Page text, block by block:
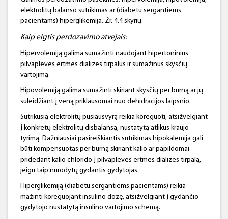
elektrolitų balanso sutrikimas ar (diabetu sergantiems
pacientams) hiperglikemija. Žr. 4.4 skyrių.
Kaip elgtis perdozavimo atvejais:
Hipervolemiją galima sumažinti naudojant hipertoninius
pilvaplėvės ertmės dializės tirpalus ir sumažinus skysčių
vartojimą.
Hipovolemiją galima sumažinti skiriant skysčių per burną ar jų
suleidžiant į veną priklausomai nuo dehidracijos laipsnio.
Sutrikusią elektrolitų pusiausvyrą reikia koreguoti, atsižvelgiant
į konkretų elektrolitų disbalansą, nustatytą atlikus kraujo
tyrimą. Dažniausiai pasireiškiantis sutrikimas hipokalemija gali
būti kompensuotas per burną skiriant kalio ar papildomai
pridedant kalio chlorido į pilvaplėvės ertmės dializės tirpalą,
jeigu taip nurodytų gydantis gydytojas.
Hiperglikemiją (diabetu sergantiems pacientams) reikia
mažinti koreguojant insulino dozę, atsižvelgiant į gydančio
gydytojo nustatytą insulino vartojimo schemą.